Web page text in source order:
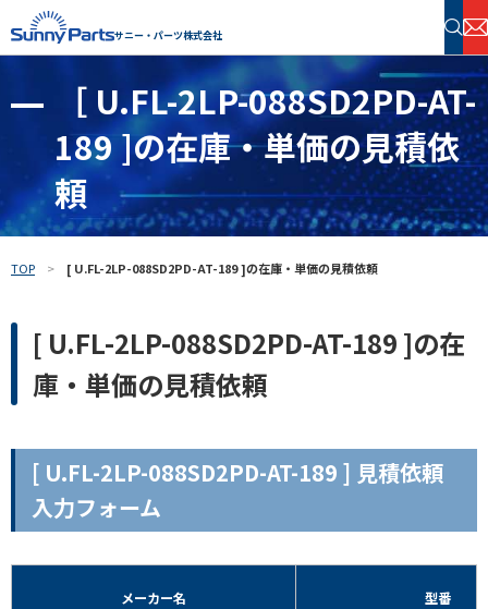
サニー・パーツ株式会社
半導体・電子部品 在庫検索
フリーワードで探す
［ U.FL-2LP-088SD2PD-AT-
189 ]の在庫・単価の見積依
頼
TOP [ U.FL-2LP-088SD2PD-AT-189 ]の在庫・単価の見積依頼
[ U.FL-2LP-088SD2PD-AT-189 ]の在
庫・単価の見積依頼
[ U.FL-2LP-088SD2PD-AT-189 ] 見積依頼
入力フォーム
メーカー名 型番